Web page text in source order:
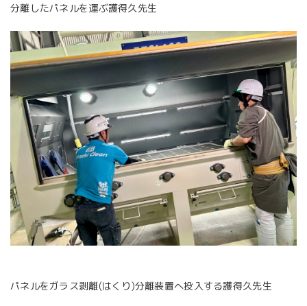
分離したパネルを運ぶ護得久先生
パネルをガラス剥離(はくり)分離装置へ投入する護得久先生